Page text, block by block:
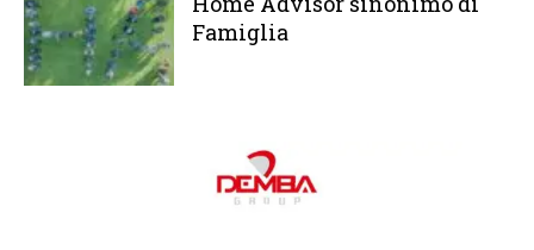
Famiglia